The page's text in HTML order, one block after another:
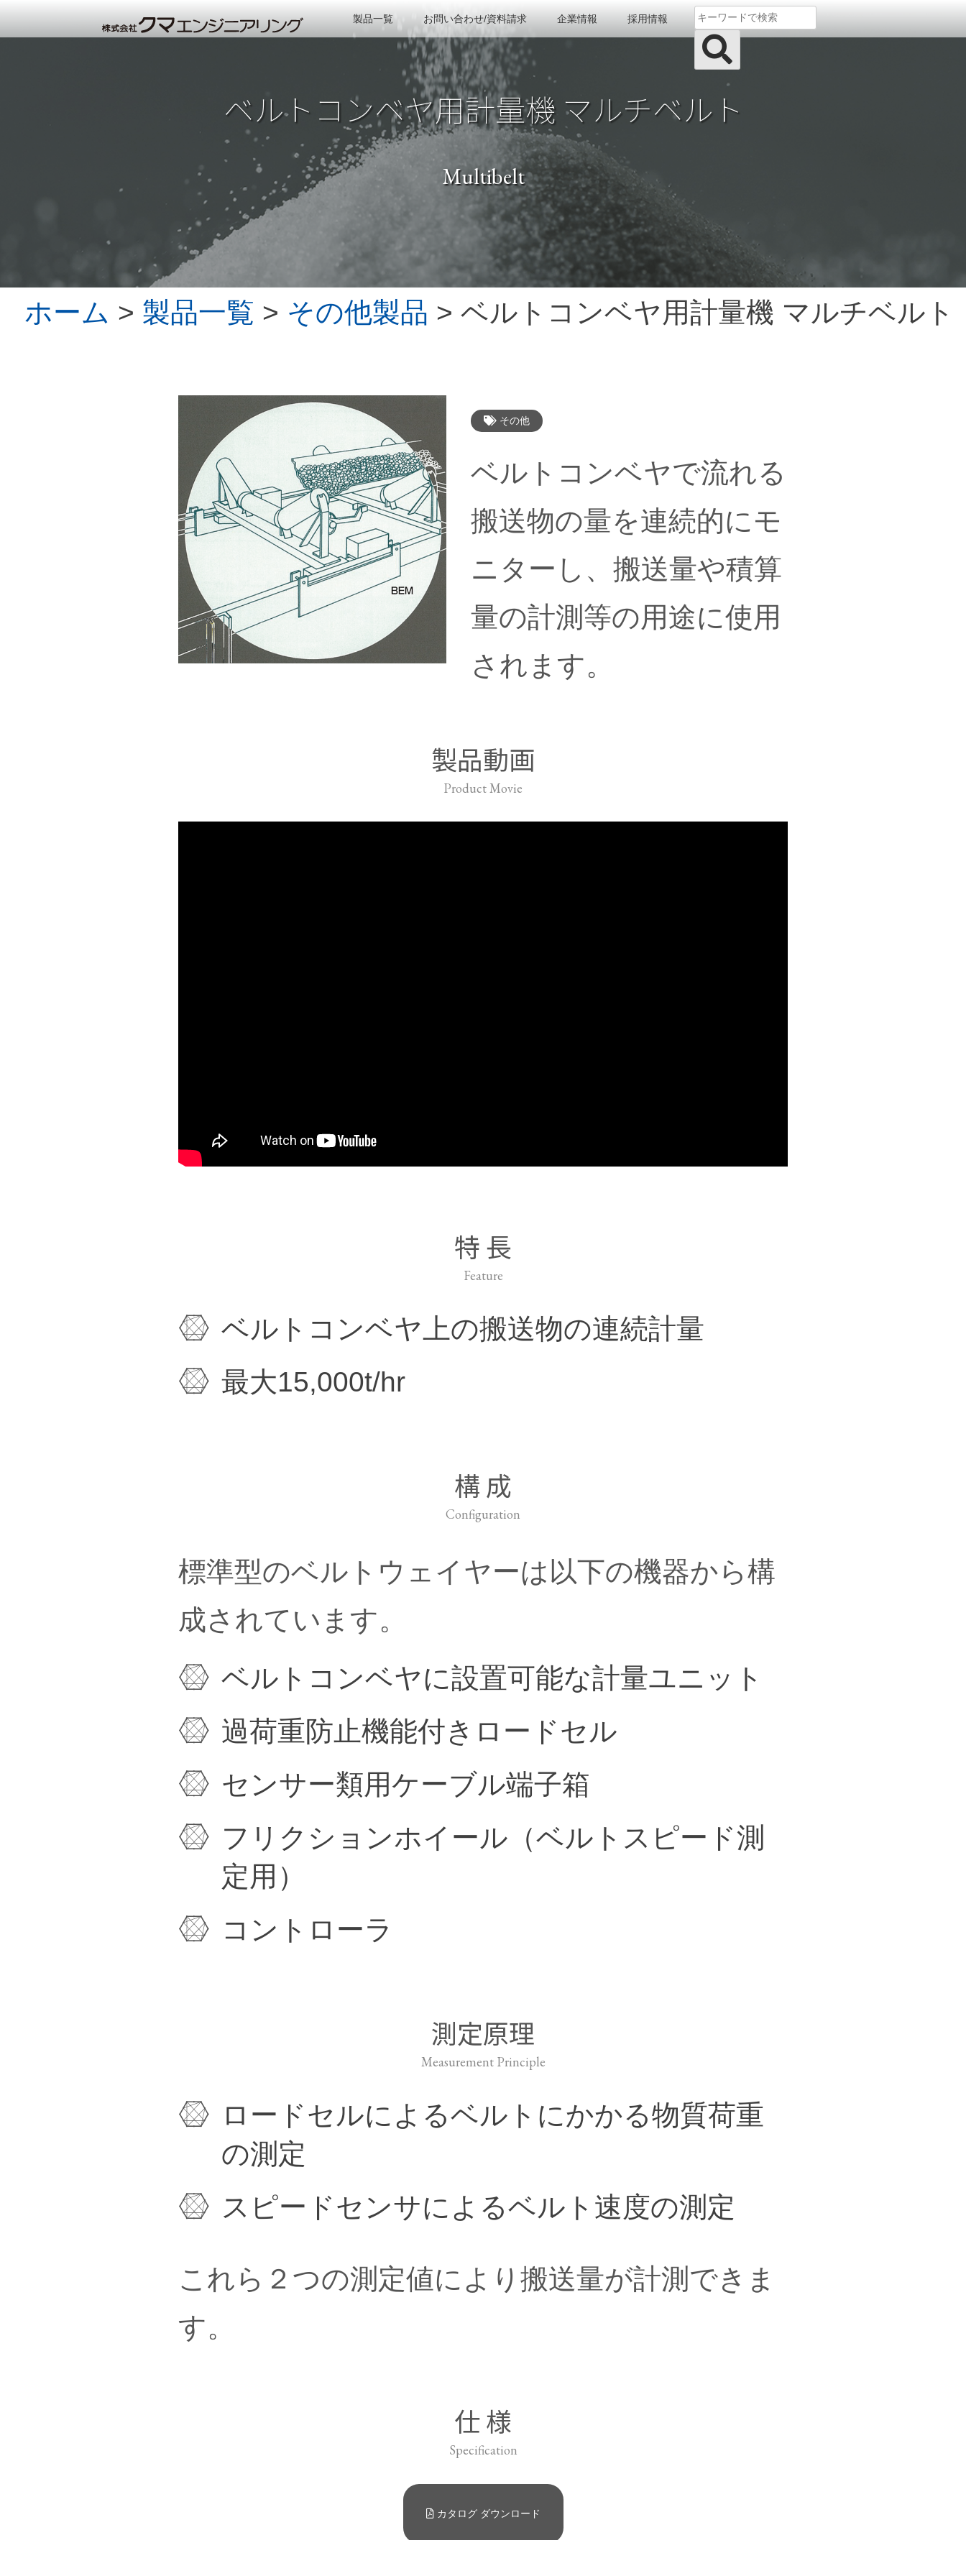
製品一覧 お問い合わせ/資料請求 企業情報 採用情報
ベルトコンベヤ用計量機 マルチベルト
Multibelt
ホーム > 製品一覧 > その他製品 > ベルトコンベヤ用計量機 マルチベルト
その他
ベルトコンベヤで流れる
搬送物の量を連続的にモ
ニターし、搬送量や積算
量の計測等の用途に使用
されます。
製品動画
Product Movie
特 長
Feature
ベルトコンベヤ上の搬送物の連続計量
最大15,000t/hr
構 成
Configuration
標準型のベルトウェイヤーは以下の機器から構
成されています。
ベルトコンベヤに設置可能な計量ユニット
過荷重防止機能付きロードセル
センサー類用ケーブル端子箱
フリクションホイール（ベルトスピード測
定用）
コントローラ
測定原理
Measurement Principle
ロードセルによるベルトにかかる物質荷重
の測定
スピードセンサによるベルト速度の測定
これら２つの測定値により搬送量が計測できま
す。
仕 様
Specification
カタログ ダウンロード